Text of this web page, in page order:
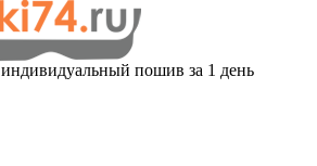
индивидуальный пошив за 1 день